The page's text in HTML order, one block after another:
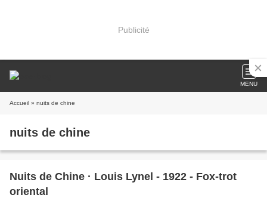
Publicité
MENU
Accueil » nuits de chine
nuits de chine
Nuits de Chine · Louis Lynel - 1922 - Fox-trot
oriental